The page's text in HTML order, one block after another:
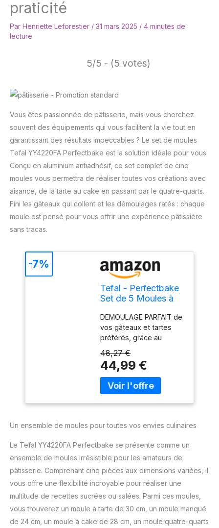
praticité
Par Henriette Leforestier / 31 mars 2025 / 4 minutes de
lecture
5/5 - (5 votes)
Vous êtes passionnée de pâtisserie, mais vous cherchez
souvent des équipements qui vous facilitent la vie tout en
garantissant des résultats impeccables ? Le set de moules
Tefal YY4220FA Perfectbake est la solution idéale pour vous.
Conçu en aluminium antiadhésif, ce set complet de cinq
moules vous permettra de réaliser toutes vos créations avec
aisance, de la tarte au cake en passant par le quatre-quarts.
Fini les gâteaux qui collent et les démoulages ratés : chaque
moule est pensé pour vous offrir une expérience pâtissière
sans tracas.
Tefal - Perfectbake
Set de 5 Moules à
Aluminium Recyclé
DEMOULAGE PARFAIT de
vos gâteaux et tartes
préférés, grâce au
exclusif de l'ensemble
de ces moules HAUTE
RESISTANCE ET
DURABILITE : les moules
2 fois plus résistant que
l'aluminium classique
DES RESULTATS DE
CUISSON PARFAITS,
grâce à la diffusion de
chaleur homogène
assurée par l'aluminium
NETTOYER, le
revêtement antiadhésif
48,27 €
44,99 €
-7%
Un ensemble de moules pour toutes vos envies culinaires
Le Tefal YY4220FA Perfectbake se présente comme un
ensemble de moules irrésistible pour les amateurs de
pâtisserie. Comprenant cinq pièces aux dimensions variées, il
vous offre une flexibilité incroyable pour réaliser une
multitude de recettes sucrées ou salées. Parmi ces moules,
vous trouverez un moule à tarte de 30 cm, un moule manqué
de 24 cm, un moule à cake de 28 cm, un moule quatre-quarts